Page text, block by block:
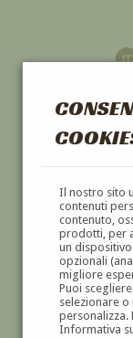
Il nostro sito
contenuti
contenuto,
prodotti, per
un
opzionali
migliore
Puoi
selezionare
personalizza.
Informativa